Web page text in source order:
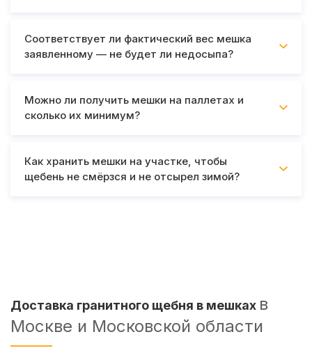
Соответствует ли фактический вес мешка
заявленному — не будет ли недосыпа?
Можно ли получить мешки на паллетах и
сколько их минимум?
Как хранить мешки на участке, чтобы
щебень не смёрзся и не отсырел зимой?
Доставка гранитного щебня в мешках в
Москве и Московской области